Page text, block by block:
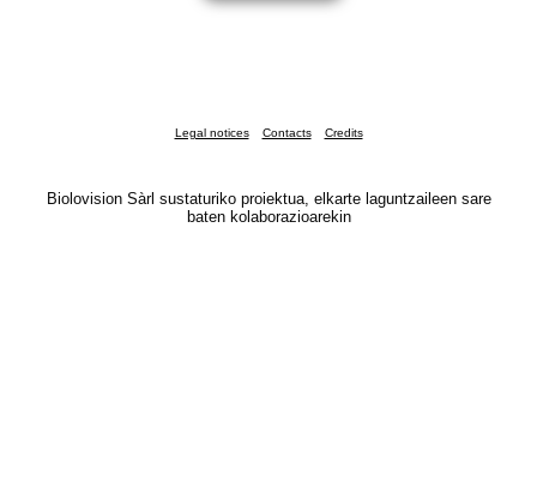
Legal notices Contacts Credits
Biolovision Sàrl sustaturiko proiektua, elkarte laguntzaileen sare
baten kolaborazioarekin